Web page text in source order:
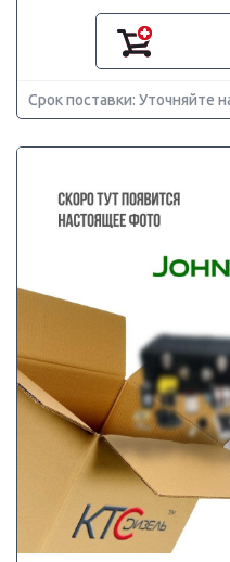
Срок поставки: Уточняйте